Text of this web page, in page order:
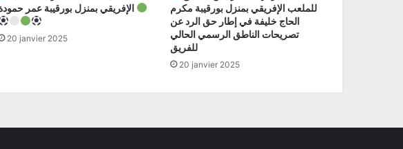
الإفريقي بمنزل بورقيبة عمر حمودة
20 janvier 2025
للملعب الإفريقي بمنزل بورقيبة مكرم
الحاج خليفة في إطار حق الرد عن
تصريحات الناطق الرسمي الحالي
للفريق
20 janvier 2025